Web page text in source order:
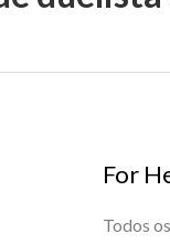
For
Todos